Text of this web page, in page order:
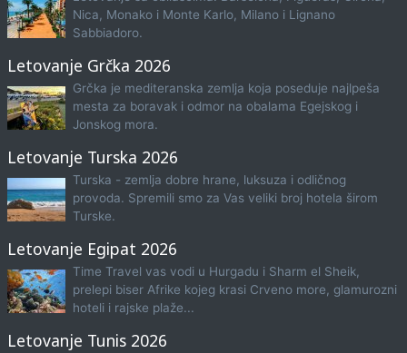
Nica, Monako i Monte Karlo, Milano i Lignano
Sabbiadoro.
Letovanje Grčka 2026
Grčka je mediteranska zemlja koja poseduje najlpeša
mesta za boravak i odmor na obalama Egejskog i
Jonskog mora.
Letovanje Turska 2026
Turska - zemlja dobre hrane, luksuza i odličnog
provoda. Spremili smo za Vas veliki broj hotela širom
Turske.
Letovanje Egipat 2026
Time Travel vas vodi u Hurgadu i Sharm el Sheik,
prelepi biser Afrike kojeg krasi Crveno more, glamurozni
hoteli i rajske plaže...
Letovanje Tunis 2026